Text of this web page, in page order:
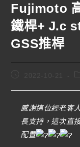
Fujimoto
鐵桿+ J.c
GSS推桿
感謝這位經老客
長支持，這次直
配置